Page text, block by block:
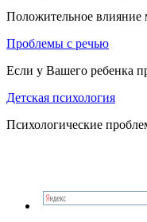
Положительное влияние
Проблемы с речью
Если у Вашего ребенка
Детская психология
Психологические